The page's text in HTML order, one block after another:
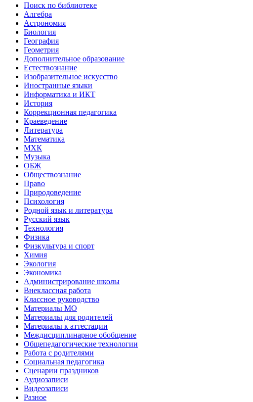
Поиск по библиотеке
Алгебра
Астрономия
Биология
География
Геометрия
Дополнительное образование
Естествознание
Изобразительное искусство
Иностранные языки
Информатика и ИКТ
История
Коррекционная педагогика
Краеведение
Литература
Математика
МХК
Музыка
ОБЖ
Обществознание
Право
Природоведение
Психология
Родной язык и литература
Русский язык
Технология
Физика
Физкультура и спорт
Химия
Экология
Экономика
Администрирование школы
Внеклассная работа
Классное руководство
Материалы МО
Материалы для родителей
Материалы к аттестации
Междисциплинарное обобщение
Общепедагогические технологии
Работа с родителями
Социальная педагогика
Сценарии праздников
Аудиозаписи
Видеозаписи
Разное